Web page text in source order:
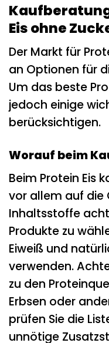
Eis ohne
Der Markt für
an Optionen für
Um das beste
jedoch einige
berücksichtigen.
Worauf beim
Beim Protein Eis
vor allem auf die
Inhaltsstoffe
Produkte zu
Eiweiß und
verwenden.
zu den
Erbsen oder
prüfen Sie die
unnötige